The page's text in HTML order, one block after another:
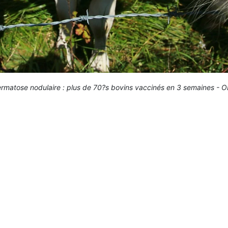
nodulaire : plus de 70?s bovins vaccinés en 3 semaines -